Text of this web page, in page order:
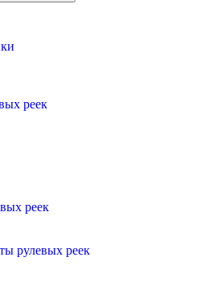
реек
реек
рулевых реек